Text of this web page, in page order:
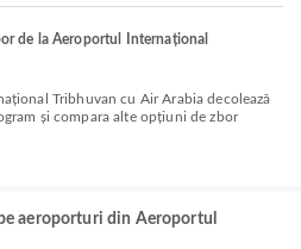
de la Aeroportul Internațional
și compara alte opțiuni de zbor
aeroporturi din Aeroportul